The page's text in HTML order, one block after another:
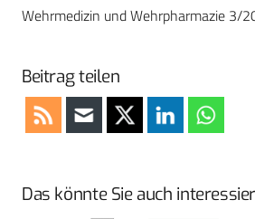
Wehrmedizin und Wehrpharmazie 3/
Beitrag teilen
Das könnte Sie auch